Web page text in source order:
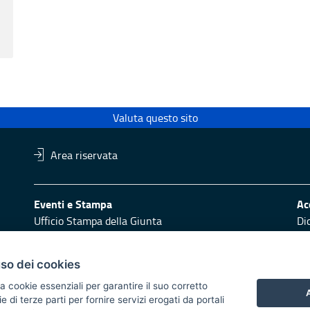
Valuta questo sito
Area riservata
Eventi e Stampa
Ufficio Stampa della Giunta
Press Regione
Responsabili di pubblicazione
dei cookies
cookie essenziali per garantire il suo corretto
di terze parti per fornire servizi erogati da portali